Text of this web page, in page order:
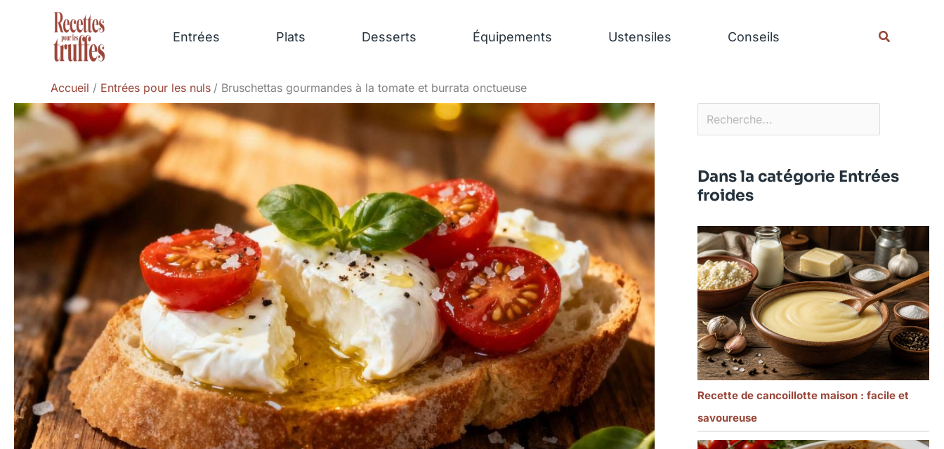
Entrées Plats Desserts Équipements Ustensiles Conseils
Accueil Entrées pour les nuls Bruschettas gourmandes à la tomate et burrata onctueuse
Dans la catégorie Entrées
froides
Recette de cancoillotte maison : facile et
savoureuse